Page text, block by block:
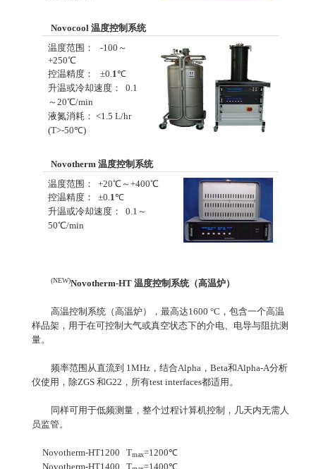
Novocool 温度控制系统
温度范围： -100～
+250℃
控温精度： ±0.1℃
升温或冷却速度： 0.1
～20℃/min
液氮消耗： <1.5 L/hr
(T>-50℃)
Novotherm 温度控制系统
温度范围： +20℃～+400℃
控温精度： ±0.1℃
升温或冷却速度： 0.1～
50℃/min
(NEW)Novotherm-HT 温度控制系统（高温炉）
高温控制系统（高温炉），最高达1600 °C，包含一个高温
样品架，用于在可控制大气或真空状态下的介电、电导与阻抗测
量。
频率范围从直流到 1MHz，结合Alpha，Beta和Alpha-A分析
仪使用，除ZGS 和G22，所有test interfaces都适用。
同样可用于低频测量，整个过程计算机控制，几天内无需人
员监管。
Novotherm-HT1200 Tmax=1200℃
Novotherm-HT1400 T
=1400℃